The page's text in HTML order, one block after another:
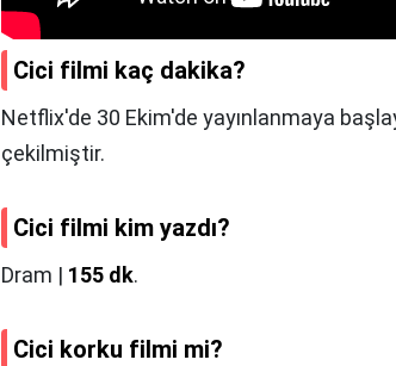
Cici filmi kaç dakika?
Netflix'de 30 Ekim'de yayınlanmaya
çekilmiştir.
Cici filmi kim yazdı?
Dram | 155 dk.
Cici korku filmi mi?